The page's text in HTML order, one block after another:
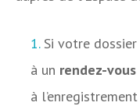
Si votre
à un rendez-
à